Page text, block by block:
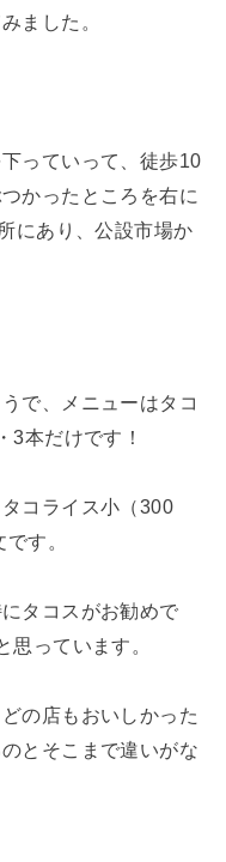
ました。
っていって、徒歩10
かったところを右に
にあり、公設市場か
で、メニューはタコ
3本だけです！
コライス小（300
す。
タコスがお勧めで
っています。
の店もおいしかった
とそこまで違いがな